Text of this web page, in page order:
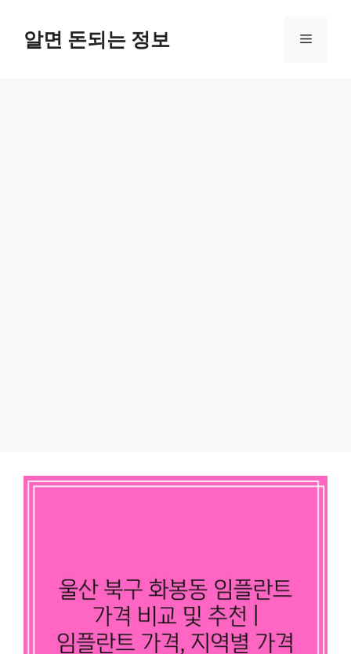
알면 돈되는 정보 메